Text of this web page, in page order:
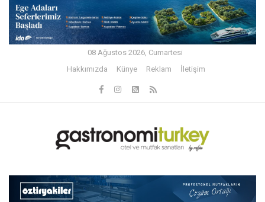
08 Ağustos 2026, Cumartesi
Hakkımızda
Künye Reklam İletişim